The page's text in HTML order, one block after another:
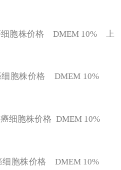
细胞株价格 DMEM 10% 上
细胞株价格 DMEM 10%
癌细胞株价格 DMEM 10%
细胞株价格 DMEM 10%